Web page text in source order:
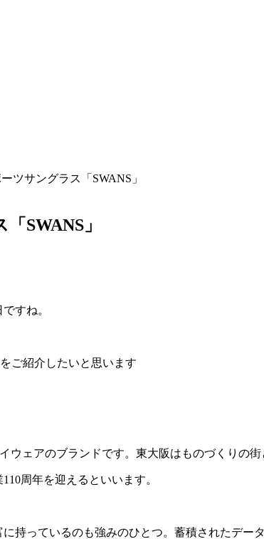
ツサングラス「SWANS」
SWANS」
すね。
ご紹介したいと思います
ェアのブランドです。東大阪はものづくりの街
周年を迎えるといいます。
持っているのも強みのひとつ。蓄積されたデー